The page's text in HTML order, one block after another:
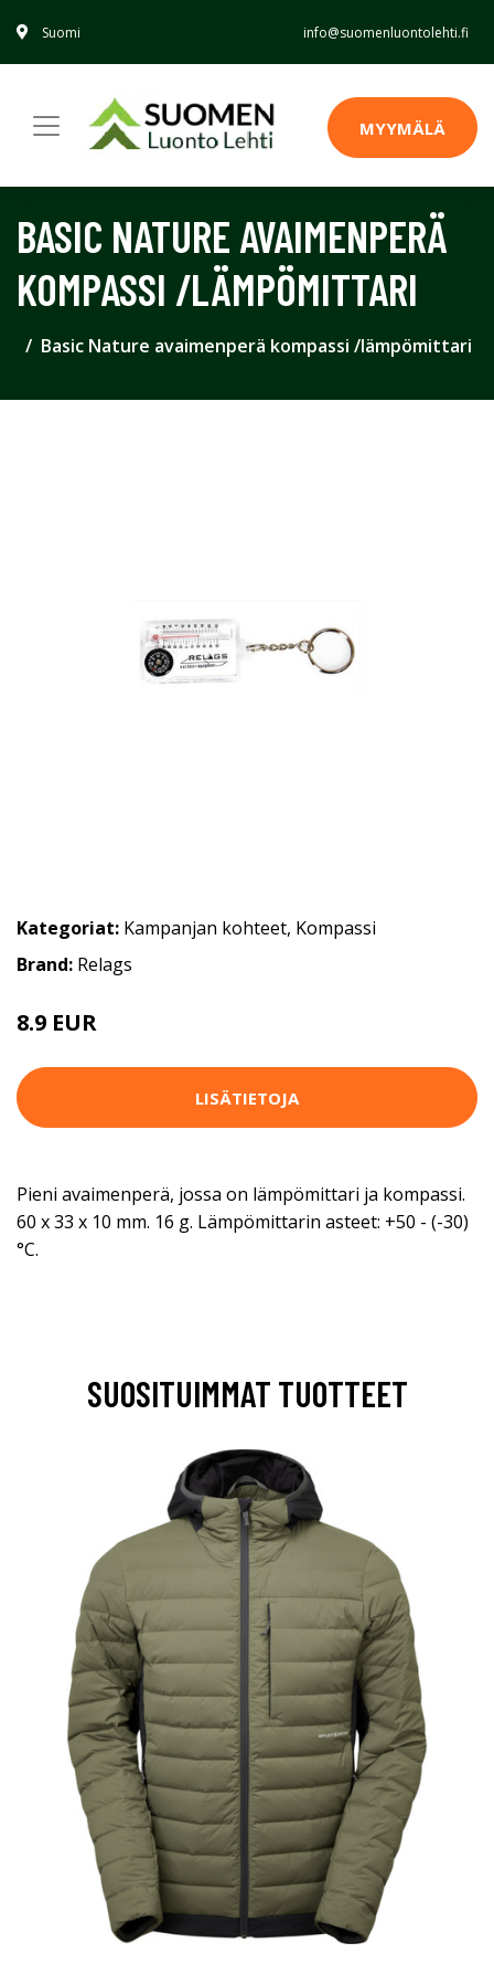
Suomi info@suomenluontolehti.fi
MYYMÄLÄ
BASIC NATURE AVAIMENPERÄ
KOMPASSI /LÄMPÖMITTARI
Basic Nature avaimenperä kompassi /lämpömittari
Kategoriat: Kampanjan kohteet, Kompassi
Brand: Relags
8.9 EUR
LISÄTIETOJA
Pieni avaimenperä, jossa on lämpömittari ja kompassi.
60 x 33 x 10 mm. 16 g. Lämpömittarin asteet: +50 - (-30)
°C.
SUOSITUIMMAT TUOTTEET